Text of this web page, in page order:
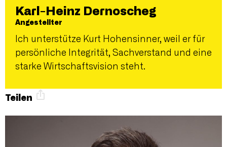
Karl-Heinz Dernoscheg
Angestellter
Ich unterstütze Kurt Hohensinner, weil er für
persönliche Integrität, Sachverstand und eine
starke Wirtschaftsvision steht.
Teilen